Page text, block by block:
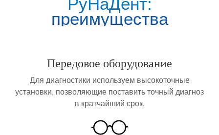
преимущества
Передовое оборудование
Для диагностики используем высокоточные
установки, позволяющие поставить точный диагноз
в кратчайший срок.